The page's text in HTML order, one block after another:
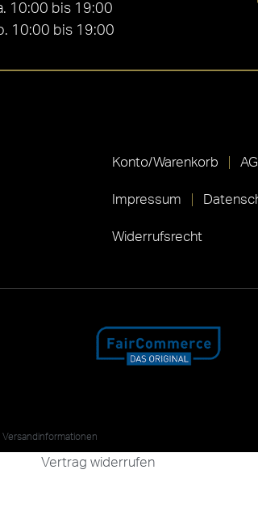
10:00 bis 19:00
10:00 bis 19:00
Konto/Warenkorb
Impressum
Widerrufsrecht
Versandinformationen
Vertrag widerrufen